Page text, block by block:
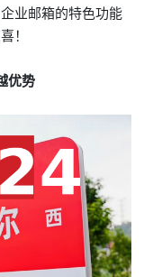
业邮箱的特色功能
！
优势